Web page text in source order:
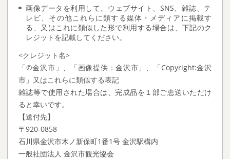
画像データを利用して、ウェブサイト、SNS、雑誌、テ
レビ、その他これらに類する媒体・メディアに掲載す
る、又はこれに類似した形で利用する場合は、下記のク
レジットを記載してください。
<クレジット名>
「©金沢市」、「画像提供：金沢市」、「Copyright:金沢
市」又はこれらに類似する表記
雑誌等で使用された場合は、完成品を１部ご恵送いただけ
ると幸いです。
【送付先】
〒920-0858
石川県金沢市木ノ新保町1番1号 金沢駅構内
一般社団法人 金沢市観光協会